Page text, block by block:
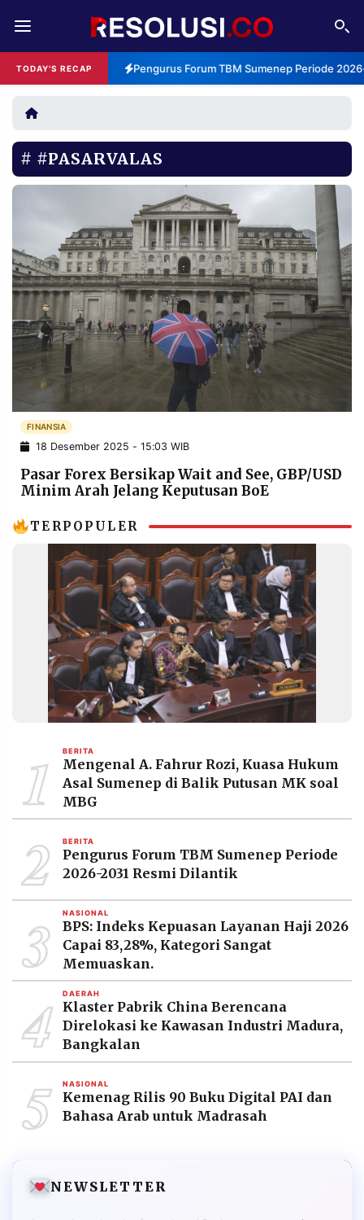
TODAY'S RECAP Pengurus Forum TBM Sumenep Periode
REDAKSI TENTANG
RESOLUSI IKLAN
RUBRIKASI
EDITORIAL AKSARA
PERSONA
DAERAH NASIONAL
MANCA SPORT
INFORMASI
PRIVACY
POLICY
BERITA
WARGA
INFORMASI
IKLAN
KIRIM
PENGADUAN TERM
SERVICE
IKUTI
RESOLUSI
PRAMUDITA
2026
PT.
MEDIA
PRAMUDITA
#PASARVALAS
FINANSIA
18 Desember 2025 - 15:03 WIB
Pasar Forex Bersikap Wait and See, GBP/USD
Minim Arah Jelang Keputusan BoE
TERPOPULER
1 BERITA
Mengenal A. Fahrur Rozi, Kuasa Hukum
Asal Sumenep di Balik Putusan MK soal
MBG
2 BERITA
Pengurus Forum TBM Sumenep Periode
2026-2031 Resmi Dilantik
3 NASIONAL
BPS: Indeks Kepuasan Layanan Haji 2026
Capai 83,28%, Kategori Sangat
Memuaskan.
4 DAERAH
Klaster Pabrik China Berencana
Direlokasi ke Kawasan Industri Madura,
Bangkalan
5 NASIONAL
Kemenag Rilis 90 Buku Digital PAI dan
Bahasa Arab untuk Madrasah
NEWSLETTER